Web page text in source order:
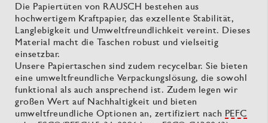
Die Papiertüten von RAUSCH bestehen aus
hochwertigem Kraftpapier, das exzellente Stabilität,
Langlebigkeit und Umweltfreundlichkeit vereint. Dieses
Material macht die Taschen robust und vielseitig
einsetzbar.
Unsere Papiertaschen sind zudem recycelbar. Sie bieten
eine umweltfreundliche Verpackungslösung, die sowohl
funktional als auch ansprechend ist. Zudem legen wir
großen Wert auf Nachhaltigkeit und bieten
umweltfreundliche Optionen an, zertifiziert nach PEFC